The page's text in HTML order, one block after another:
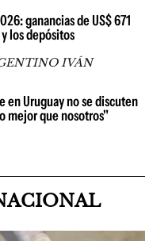
ganancias de US$ 671
los depósitos
IVÁN
en Uruguay no se discuten
mejor que nosotros"